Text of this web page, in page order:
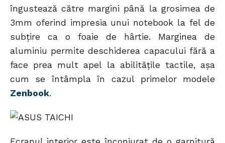
îngustează către margini până la grosimea de
3mm oferind impresia unui notebook la fel de
subțire ca o foaie de hârtie. Marginea de
aluminiu permite deschiderea capacului fără a
face prea mult apel la abilitățile tactile, așa
cum se întâmpla în cazul primelor modele
Zenbook.